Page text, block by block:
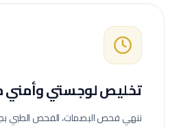
تخليص لوجستي وأمني
ننهي فحص البصمات، الفحص الطبي